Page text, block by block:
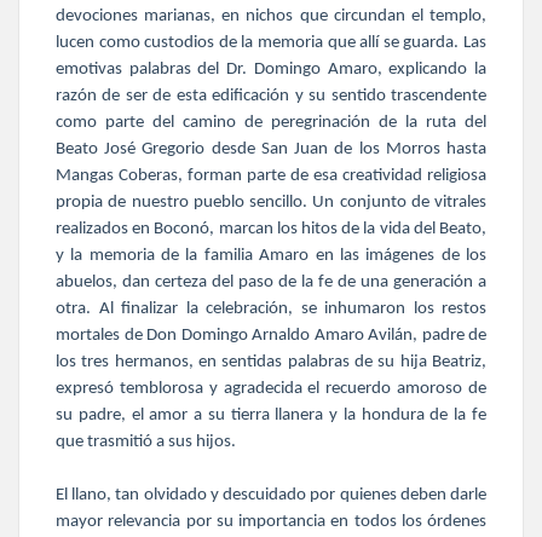
devociones marianas, en nichos que circundan el templo,
lucen como custodios de la memoria que allí se guarda. Las
emotivas palabras del Dr. Domingo Amaro, explicando la
razón de ser de esta edificación y su sentido trascendente
como parte del camino de peregrinación de la ruta del
Beato José Gregorio desde San Juan de los Morros hasta
Mangas Coberas, forman parte de esa creatividad religiosa
propia de nuestro pueblo sencillo. Un conjunto de vitrales
realizados en Boconó, marcan los hitos de la vida del Beato,
y la memoria de la familia Amaro en las imágenes de los
abuelos, dan certeza del paso de la fe de una generación a
otra. Al finalizar la celebración, se inhumaron los restos
mortales de Don Domingo Arnaldo Amaro Avilán, padre de
los tres hermanos, en sentidas palabras de su hija Beatriz,
expresó temblorosa y agradecida el recuerdo amoroso de
su padre, el amor a su tierra llanera y la hondura de la fe
que trasmitió a sus hijos.
El llano, tan olvidado y descuidado por quienes deben darle
mayor relevancia por su importancia en todos los órdenes